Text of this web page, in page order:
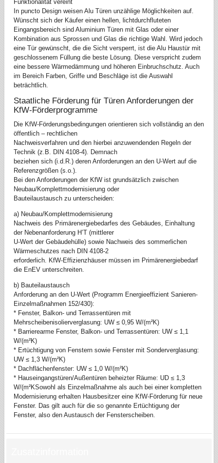
Funktionalität vereint
In puncto Design weisen Alu Türen unzählige Möglichkeiten auf.
Wünscht sich der Käufer einen hellen, lichtdurchfluteten
Eingangsbereich sind Aluminium Türen mit Glas oder einer
Kombination aus Sprossen und Glas die richtige Wahl. Wird jedoch
eine Tür gewünscht, die die Sicht versperrt, ist die Alu Haustür mit
geschlossenem Füllung die beste Lösung. Diese verspricht zudem
eine bessere Wärmedämmung und höheren Einbruchschutz. Auch
im Bereich Farben, Griffe und Beschläge ist die Auswahl
beträchtlich.
Staatliche Förderung für Türen Anforderungen der
KfW-Förderprogramme
Die KfW-Förderungsbedingungen orientieren sich vollständig an den
öffentlich – rechtlichen
Nachweisverfahren und den hierbei anzuwendenden Regeln der
Technik (z.B. DIN 4108-4). Demnach
beziehen sich (i.d.R.) deren Anforderungen an den U-Wert auf die
Referenzgrößen (s.o.).
Bei den Anforderungen der KfW ist grundsätzlich zwischen
Neubau/Komplettmodernisierung oder
Bauteilaustausch zu unterscheiden:
a) Neubau/Komplettmodernisierung
Nachweis des Primärenergiebedarfes des Gebäudes, Einhaltung
der Nebenanforderung H’T (mittlerer
U-Wert der Gebäudehülle) sowie Nachweis des sommerlichen
Wärmeschutzes nach DIN 4108-2
erforderlich. KfW-Effizienzhäuser müssen im Primärenergiebedarf
die EnEV unterschreiten.
b) Bauteilaustausch
Anforderung an den U-Wert (Programm Energieeffizient Sanieren-
Einzelmaßnahmen 152/430):
* Fenster, Balkon- und Terrassentüren mit
Mehrscheibenisolierverglasung: UW ≤ 0,95 W/(m²K)
* Barrierearme Fenster, Balkon- und Terrassentüren: UW ≤ 1,1
W/(m²K)
* Ertüchtigung von Fenstern sowie Fenster mit Sonderverglasung:
UW ≤ 1,3 W/(m²K)
* Dachflächenfenster: UW ≤ 1,0 W/(m²K)
* Hauseingangstüren/Außentüren beheizter Räume: UD ≤ 1,3
W/(m²KSowohl als Einzelmaßnahme als auch bei einer kompletten
Modernisierung erhalten Hausbesitzer eine KfW-Förderung für neue
Fenster. Das gilt auch für die so genannte Ertüchtigung der
Fenster, also den Austausch der Fensterscheiben.